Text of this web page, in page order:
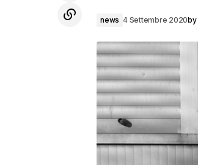
news 4 Settembre 2020by